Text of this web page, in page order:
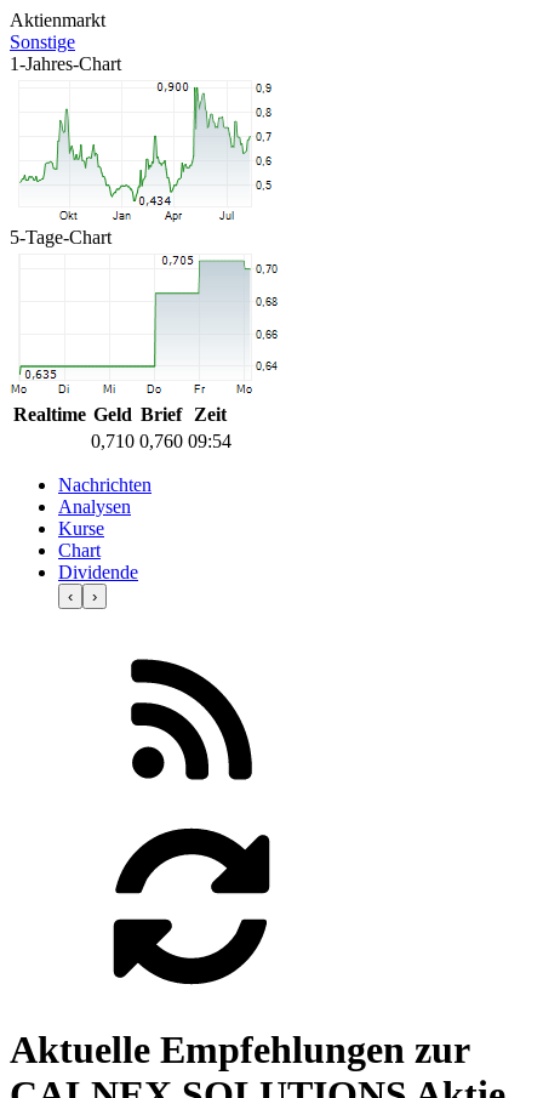
Aktienmarkt
Sonstige
1-Jahres-Chart
5-Tage-Chart
Realtime Geld Brief
Zeit
0,710 0,760 09:54
Nachrichten
Analysen
Kurse
Chart
Dividende
‹ ›
Aktuelle Empfehlungen zur